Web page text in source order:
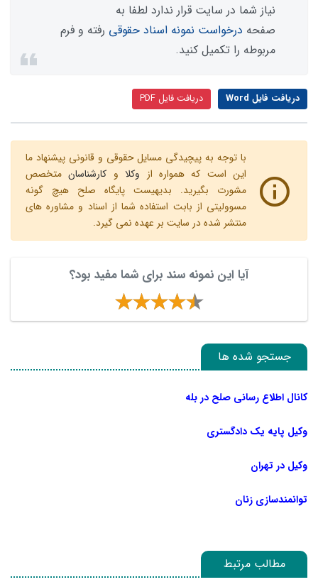
نیاز شما در سایت قرار ندارد لطفا به
صفحه درخواست نمونه اسناد حقوقی رفته و فرم
مربوطه را تکمیل کنید.
دریافت فایل Word دریافت فایل PDF
با توجه به پیچیدگی مسایل حقوقی و قانونی پیشنهاد ما
این است که همواره از وکلاو کارشناسانمتخصص
مشورت بگیرید. بدیهیست پایگاه صلح هیچ گونه
مسوولیتی از بابت استفاده شما از اسناد و مشاوره های
منتشر شده در سایت بر عهده نمی گیرد.
آیا این نمونه سند برای شما مفید بود؟
جستجو شده ها
کانال اطلاع رسانی صلح در بله
وکیل پایه یک دادگستری
وکیل در تهران
توانمندسازی زنان
مطالب مرتبط